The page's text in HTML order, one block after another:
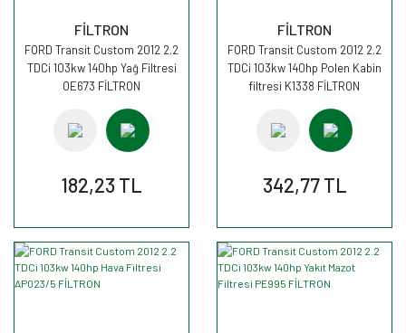
FİLTRON
FORD Transit Custom 2012 2.2
TDCi 103kw 140hp Yağ Filtresi
OE673 FİLTRON
182,23 TL
FİLTRON
FORD Transit Custom 2012 2.2
TDCi 103kw 140hp Polen Kabin
filtresi K1338 FİLTRON
342,77 TL